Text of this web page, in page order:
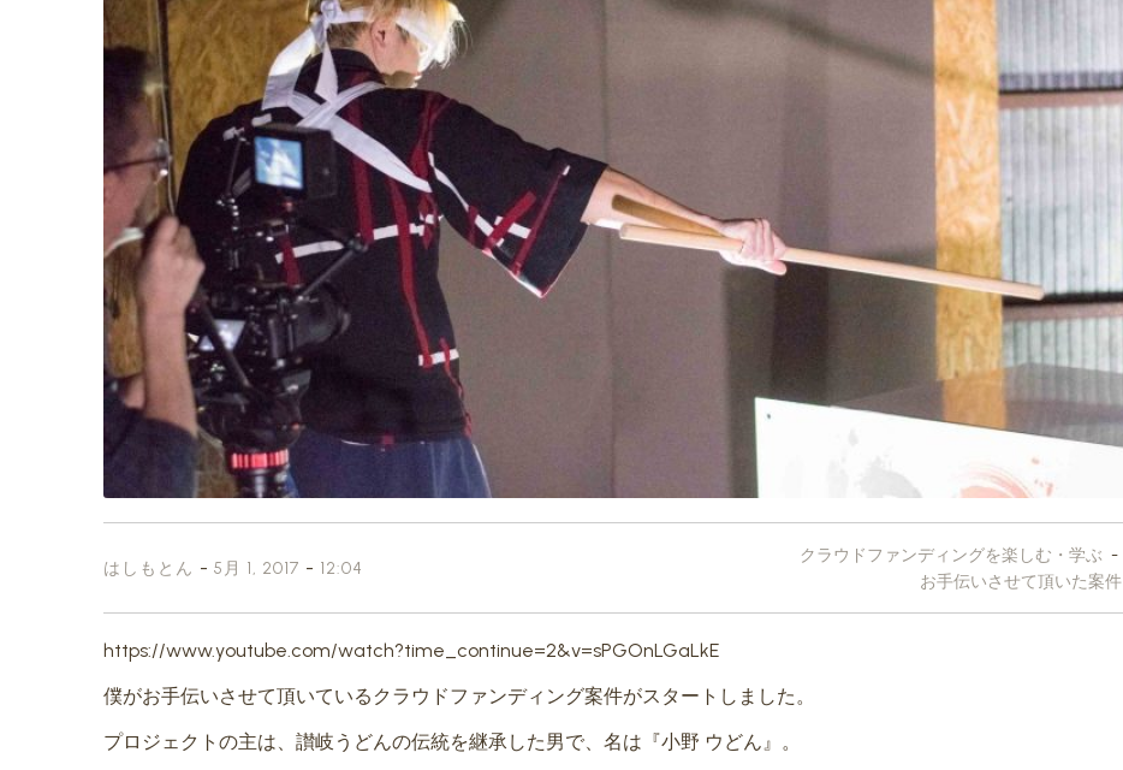
はしもとん - 5月 1, 2017 - 12:04
クラウドファンディングを楽しむ・学ぶ -
お手伝いさせて頂いた案件
https://www.youtube.com/watch?time_continue=2&v=sPGOnLGaLkE
僕がお手伝いさせて頂いているクラウドファンディング案件がスタートしました。
プロジェクトの主は、讃岐うどんの伝統を継承した男で、名は『小野 ウどん』。